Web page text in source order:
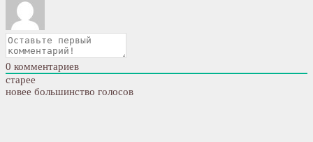
0 комментариев
старее
новее большинство голосов